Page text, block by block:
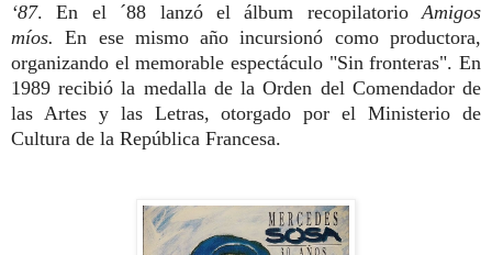
‘87. En el ´88 lanzó el álbum recopilatorioAmigos
míos.En ese mismo año incursionó como productora,
organizando el memorable espectáculo "Sin fronteras". En
1989 recibió la medalla de la Orden del Comendador de
las Artes y las Letras, otorgado por el Ministerio de
Cultura de la República Francesa.